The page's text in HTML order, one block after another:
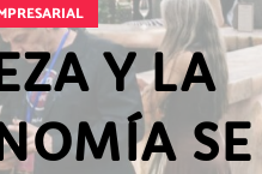
Y LA
SE